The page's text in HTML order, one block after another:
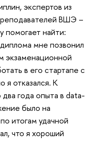
экспертов из
ВШЭ –
помогает найти:
мне позвонил
экзаменационной
в его стартапе с
я отказался. К
года опыта в data-
было на
итогам удачной
что я хороший